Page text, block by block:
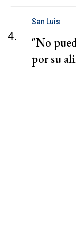
4.
San Luis
"No
por su